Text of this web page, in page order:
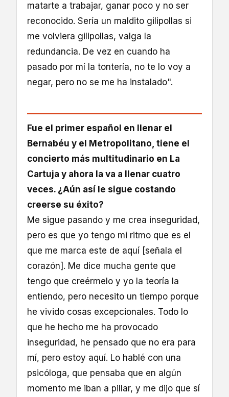
matarte a trabajar, ganar poco y no ser
reconocido. Sería un maldito gilipollas si
me volviera gilipollas, valga la
redundancia. De vez en cuando ha
pasado por mí la tontería, no te lo voy a
negar, pero no se me ha instalado".
Fue el primer español en llenar el
Bernabéu y el Metropolitano, tiene el
concierto más multitudinario en La
Cartuja y ahora la va a llenar cuatro
veces. ¿Aún así le sigue costando
creerse su éxito?
Me sigue pasando y me crea inseguridad,
pero es que yo tengo mi ritmo que es el
que me marca este de aquí [señala el
corazón]. Me dice mucha gente que
tengo que creérmelo y yo la teoría la
entiendo, pero necesito un tiempo porque
he vivido cosas excepcionales. Todo lo
que he hecho me ha provocado
inseguridad, he pensado que no era para
mí, pero estoy aquí. Lo hablé con una
psicóloga, que pensaba que en algún
momento me iban a pillar, y me dijo que sí